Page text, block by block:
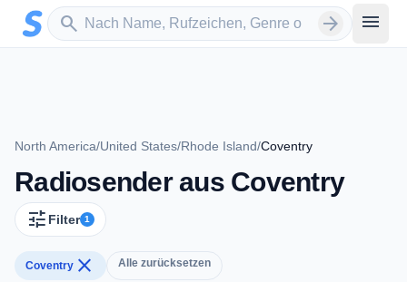
Zum Hauptinhalt springen
search
Sender suchen arrow_forward menu
North America/United States/Rhode Island/Coventry
Radiosender aus Coventry
tune Filter 1
Coventry close Alle zurücksetzen